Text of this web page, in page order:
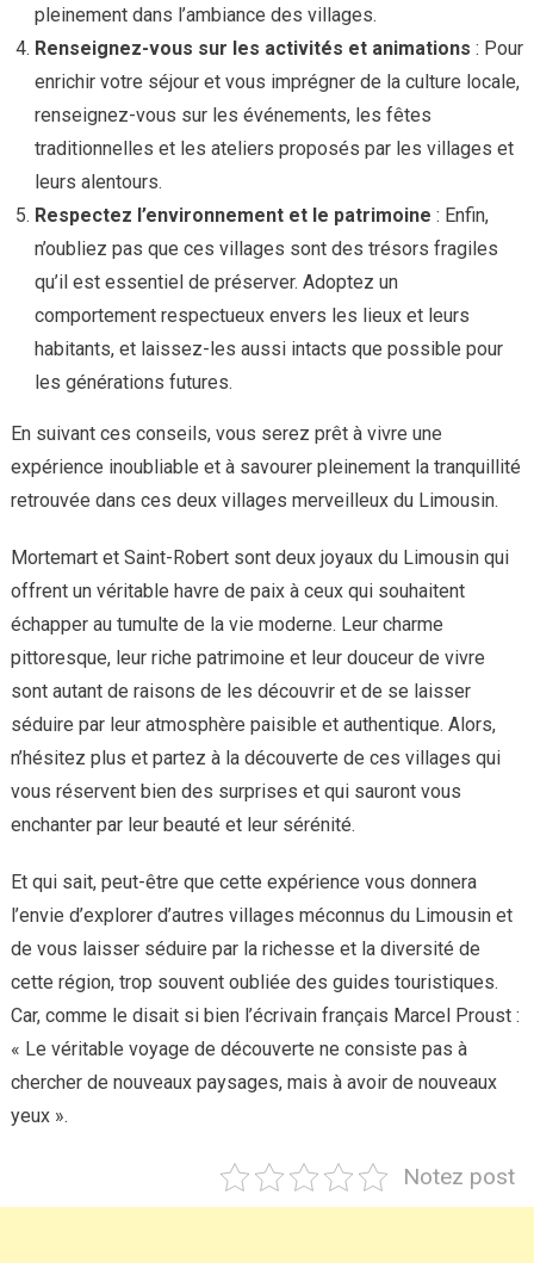
pleinement dans l’ambiance des villages.
Renseignez-vous sur les activités et animations : Pour
enrichir votre séjour et vous imprégner de la culture locale,
renseignez-vous sur les événements, les fêtes
traditionnelles et les ateliers proposés par les villages et
leurs alentours.
Respectez l’environnement et le patrimoine : Enfin,
n’oubliez pas que ces villages sont des trésors fragiles
qu’il est essentiel de préserver. Adoptez un
comportement respectueux envers les lieux et leurs
habitants, et laissez-les aussi intacts que possible pour
les générations futures.
En suivant ces conseils, vous serez prêt à vivre une
expérience inoubliable et à savourer pleinement la tranquillité
retrouvée dans ces deux villages merveilleux du Limousin.
Mortemart et Saint-Robert sont deux joyaux du Limousin qui
offrent un véritable havre de paix à ceux qui souhaitent
échapper au tumulte de la vie moderne. Leur charme
pittoresque, leur riche patrimoine et leur douceur de vivre
sont autant de raisons de les découvrir et de se laisser
séduire par leur atmosphère paisible et authentique. Alors,
n’hésitez plus et partez à la découverte de ces villages qui
vous réservent bien des surprises et qui sauront vous
enchanter par leur beauté et leur sérénité.
Et qui sait, peut-être que cette expérience vous donnera
l’envie d’explorer d’autres villages méconnus du Limousin et
de vous laisser séduire par la richesse et la diversité de
cette région, trop souvent oubliée des guides touristiques.
Car, comme le disait si bien l’écrivain français Marcel Proust :
« Le véritable voyage de découverte ne consiste pas à
chercher de nouveaux paysages, mais à avoir de nouveaux
yeux ».
Notez post